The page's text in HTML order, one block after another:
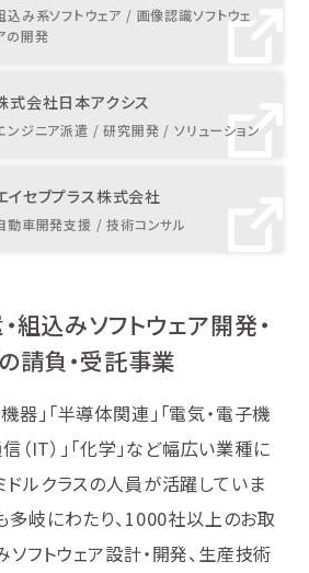
込み系ソフトウェア / 画像認識ソフトウェ
の開発
式会社日本アクシス
ンジニア派遣 / 研究開発 / ソリューション
イセブプラス株式会社
動車開発支援 / 技術コンサル
組込みソフトウェア開発・
請負・受託事業
」「半導体関連」「電気・電子機
信（IT）」「化学」など幅広い業種に
ドルクラスの人員が活躍していま
多岐にわたり、1000社以上のお取
ソフトウェア設計・開発、生産技術